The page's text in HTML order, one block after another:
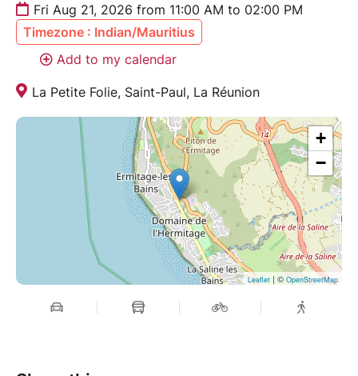
Fri Aug 21, 2026 from 11:00 AM to 02:00 PM
Timezone : Indian/Mauritius
Add to my calendar
La Petite Folie, Saint-Paul, La Réunion
+
−
Leaflet | © OpenStreetMap